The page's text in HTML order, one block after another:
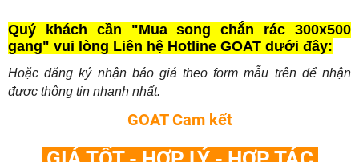
Quý khách cần "Mua song chắn rác 300x500
gang" vui lòng Liên hệ Hotline GOAT dưới đây:
Hoặc đăng ký nhận báo giá theo form mẫu trên để nhận
được thông tin nhanh nhất.
GOAT Cam kết